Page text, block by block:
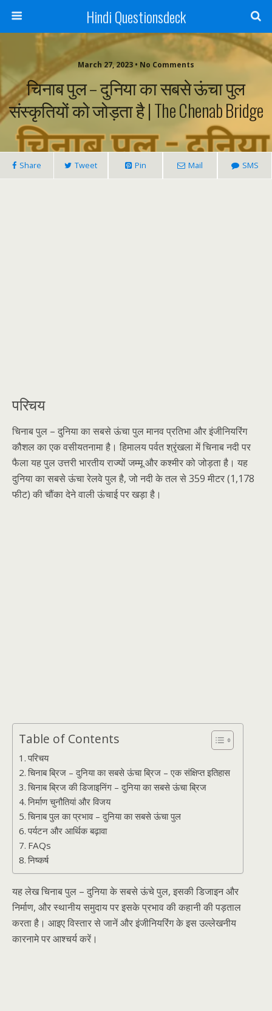
Hindi Questionsdeck
March 27, 2023 • No Comments
चिनाब पुल – दुनिया का सबसे ऊंचा पुल
संस्कृतियों को जोड़ता है | The Chenab Bridge
Share Tweet Pin Mail SMS
परिचय
चिनाब पुल – दुनिया का सबसे ऊंचा पुल मानव प्रतिभा और इंजीनियरिंग
कौशल का एक वसीयतनामा है। हिमालय पर्वत श्रृंखला में चिनाब नदी पर
फैला यह पुल उत्तरी भारतीय राज्यों जम्मू और कश्मीर को जोड़ता है। यह
दुनिया का सबसे ऊंचा रेलवे पुल है, जो नदी के तल से 359 मीटर (1,178
फीट) की चौंका देने वाली ऊंचाई पर खड़ा है।
Table of Contents
परिचय
चिनाब ब्रिज – दुनिया का सबसे ऊंचा ब्रिज – एक संक्षिप्त इतिहास
चिनाब ब्रिज की डिजाइनिंग – दुनिया का सबसे ऊंचा ब्रिज
निर्माण चुनौतियां और विजय
चिनाब पुल का प्रभाव – दुनिया का सबसे ऊंचा पुल
पर्यटन और आर्थिक बढ़ावा
FAQs
निष्कर्ष
यह लेख चिनाब पुल – दुनिया के सबसे ऊंचे पुल, इसकी डिजाइन और
निर्माण, और स्थानीय समुदाय पर इसके प्रभाव की कहानी की पड़ताल
करता है। आइए विस्तार से जानें और इंजीनियरिंग के इस उल्लेखनीय
कारनामे पर आश्चर्य करें।